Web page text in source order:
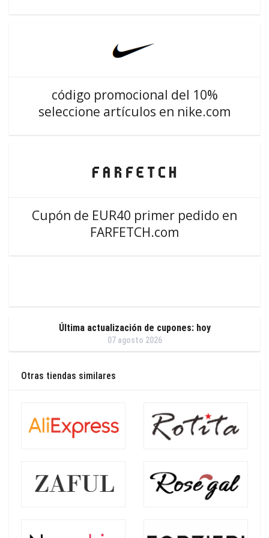
código promocional del 10%
seleccione artículos en nike.com
Cupón de EUR40 primer pedido en
FARFETCH.com
Última actualización de cupones: hoy
07 agosto 2026
Otras tiendas similares